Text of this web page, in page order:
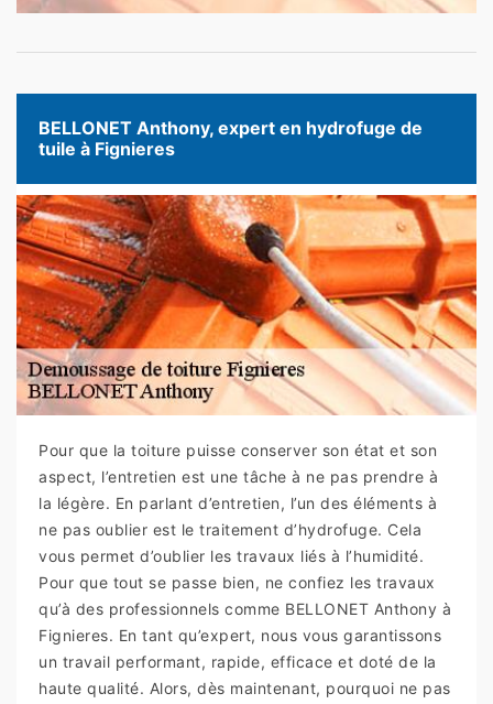
BELLONET Anthony, expert en hydrofuge de
tuile à Fignieres
Pour que la toiture puisse conserver son état et son
aspect, l’entretien est une tâche à ne pas prendre à
la légère. En parlant d’entretien, l’un des éléments à
ne pas oublier est le traitement d’hydrofuge. Cela
vous permet d’oublier les travaux liés à l’humidité.
Pour que tout se passe bien, ne confiez les travaux
qu’à des professionnels comme BELLONET Anthony à
Fignieres. En tant qu’expert, nous vous garantissons
un travail performant, rapide, efficace et doté de la
haute qualité. Alors, dès maintenant, pourquoi ne pas